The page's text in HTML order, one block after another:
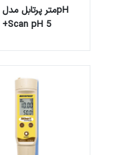
Scan pH 5+